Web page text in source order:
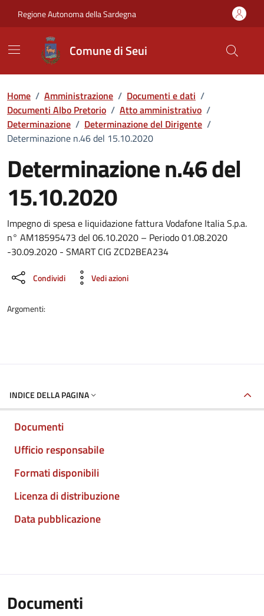
Regione Autonoma della Sardegna
Comune di Seui
Home / Amministrazione / Documenti e dati /
Documenti Albo Pretorio / Atto amministrativo /
Determinazione / Determinazione del Dirigente /
Determinazione n.46 del 15.10.2020
Determinazione n.46 del
15.10.2020
Dettaglio del documento
Impegno di spesa e liquidazione fattura Vodafone Italia S.p.a.
n° AM18595473 del 06.10.2020 – Periodo 01.08.2020
-30.09.2020 - SMART CIG ZCD2BEA234
Condividi Vedi azioni
Argomenti:
INDICE DELLA PAGINA
Documenti
Ufficio responsabile
Formati disponibili
Licenza di distribuzione
Data pubblicazione
Documenti